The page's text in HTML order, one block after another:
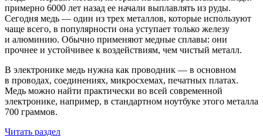
примерно 6000 лет назад ее начали выплавлять из руды.
Сегодня медь — один из трех металлов, которые используют
чаще всего, в популярности она уступает только железу
и алюминию. Обычно применяют медные сплавы: они
прочнее и устойчивее к воздействиям, чем чистый металл.
В электронике медь нужна как проводник — в основном
в проводах, соединениях, микросхемах, печатных платах.
Медь можно найти практически во всей современной
электронике, например, в стандартном ноутбуке этого металла
700 граммов.
Читать раздел